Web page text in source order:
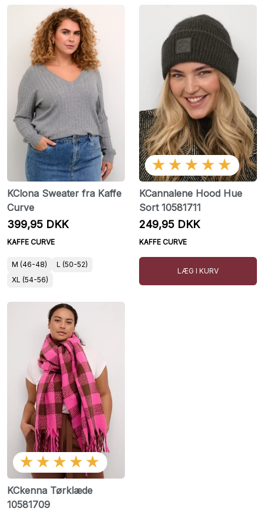
KClona Sweater fra Kaffe
Curve
399,95 DKK
KAFFE CURVE
M (46-48)
L (50-52)
XL (54-56)
★★★★★
KCannalene Hood Hue
Sort 10581711
249,95 DKK
KAFFE CURVE
LÆG I KURV
★★★★★
KCkenna Tørklæde
10581709